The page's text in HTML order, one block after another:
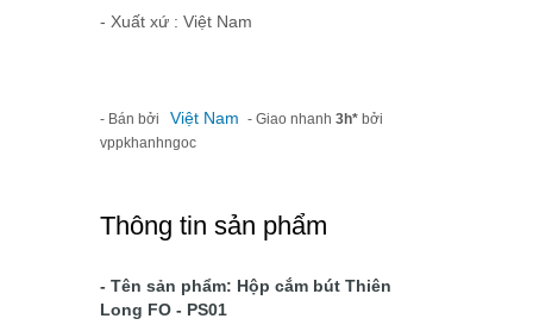
- Xuất xứ : Việt Nam
- Bán bởi Việt Nam - Giao nhanh 3h* bởi
vppkhanhngoc
Thông tin sản phẩm
- Tên sản phẩm: Hộp cắm bút Thiên
Long FO - PS01